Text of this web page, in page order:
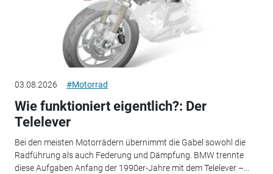
03.08.2026 #Motorrad
Wie funktioniert eigentlich?: Der
Telelever
Bei den meisten Motorrädern übernimmt die Gabel sowohl die
Radführung als auch Federung und Dämpfung. BMW trennte
diese Aufgaben Anfang der 1990er-Jahre mit dem Telelever –...